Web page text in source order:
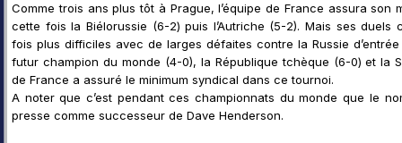
Comme trois ans plus tôt à Prague, l’équipe de France assura son
cette fois la Biélorussie (6-2) puis l’Autriche (5-2). Mais ses
fois plus difficiles avec de larges défaites contre la Russie
futur champion du monde (4-0), la République tchèque (6-0) et la
de France a assuré le minimum syndical dans ce tournoi.
A noter que c’est pendant ces championnats du monde que le
presse comme successeur de Dave Henderson.